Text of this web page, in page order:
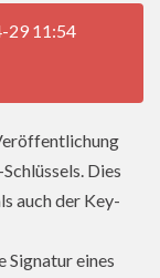
29 11:54
Dies
auch der Key-
Signatur eines